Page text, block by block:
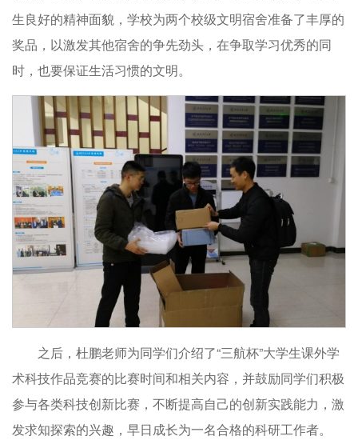
生良好的精神面貌，学校为两个校级文明宿舍准备了丰厚的
奖品，以激发其他宿舍的争先劲头，在争取学习优秀的同
时，也要保证生活习惯的文明。
之后，杜鹏老师为同学们介绍了“三航杯”大学生课外学
术科技作品竞赛的比赛时间和相关内容，并鼓励同学们积极
参与各类科技创新比赛，不断提高自己的创新实践能力，激
发求知探索的兴趣，早日成长为一名合格的科研工作者。